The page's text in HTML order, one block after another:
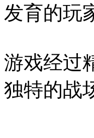
发育的玩
游戏经过
独特的战